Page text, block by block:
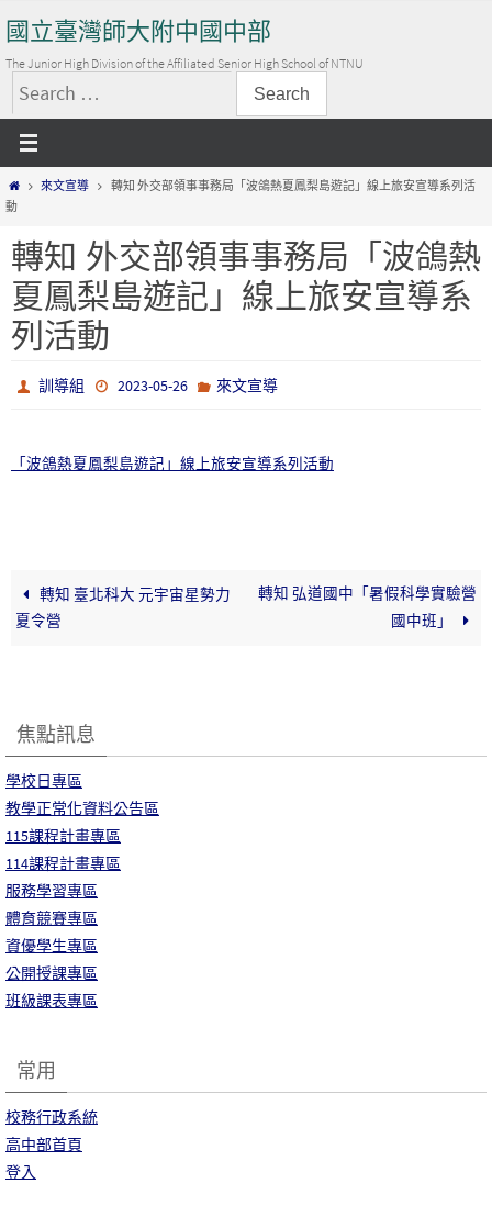
to
content
國立臺灣師大附中國中部
The Junior High Division of the Affiliated Senior High School of NTNU
搜
尋
關
鍵Home來文宣導
轉知 外交部領事事務局「波鴿熱夏鳳梨島遊記」線上旅安宣導系列活
動
轉知 外交部領事事務局「波鴿熱
夏鳳梨島遊記」線上旅安宣導系
列活動
訓導組 2023-05-26 來文宣導
「波鴿熱夏鳳梨島遊記」線上旅安宣導系列活動
轉知 臺北科大 元宇宙星勢力
夏令營
轉知 弘道國中「暑假科學實驗營
國中班」
焦點訊息
學校日專區
教學正常化資料公告區
115課程計畫專區
114課程計畫專區
服務學習專區
體育競賽專區
資優學生專區
公開授課專區
班級課表專區
常用
校務行政系統
高中部首頁
登入